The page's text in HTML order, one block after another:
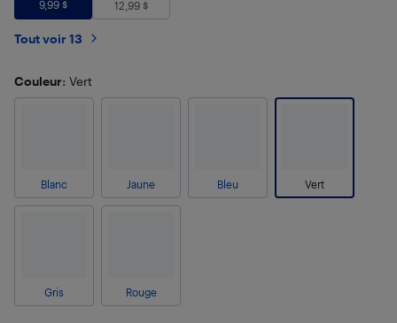
9,99 $ 12,99 $
Tout voir 13
Couleur: Vert
Blanc Jaune Bleu Vert
Gris Rouge